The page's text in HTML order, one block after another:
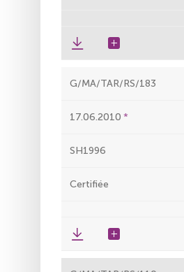
G/MA/TAR/RS/183
17.06.2010
SH1996
Certifiée